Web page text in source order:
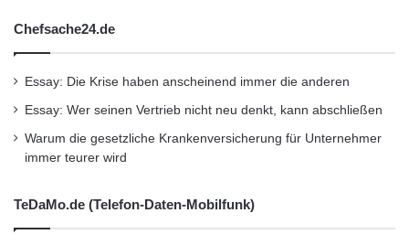
Chefsache24.de
Essay: Die Krise haben anscheinend immer die anderen
Essay: Wer seinen Vertrieb nicht neu denkt, kann abschließen
Warum die gesetzliche Krankenversicherung für Unternehmer
immer teurer wird
TeDaMo.de (Telefon-Daten-Mobilfunk)